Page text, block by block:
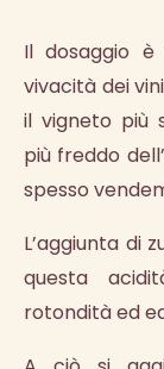
Il dosaggio
vivacità dei
il vigneto più
più freddo
spesso
L’aggiunta di
questa
rotondità ed